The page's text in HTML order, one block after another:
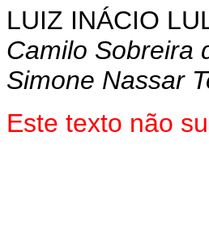
LUIZ INÁCIO
Camilo Sobreira
Simone Nassar
Este texto não